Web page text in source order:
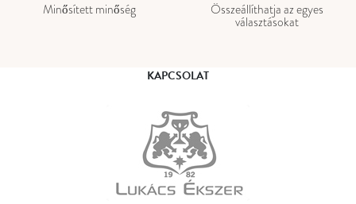
Minősített minőség Összeállíthatja az egyes
választásokat
KAPCSOLAT